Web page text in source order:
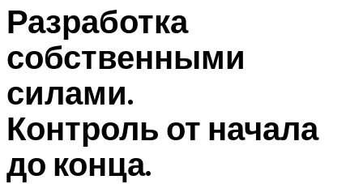
Разработка
собственными
силами.
Контроль от начала
до конца.